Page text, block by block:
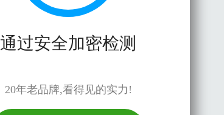
通过安全加密检测
20年老品牌,看得见的实力!